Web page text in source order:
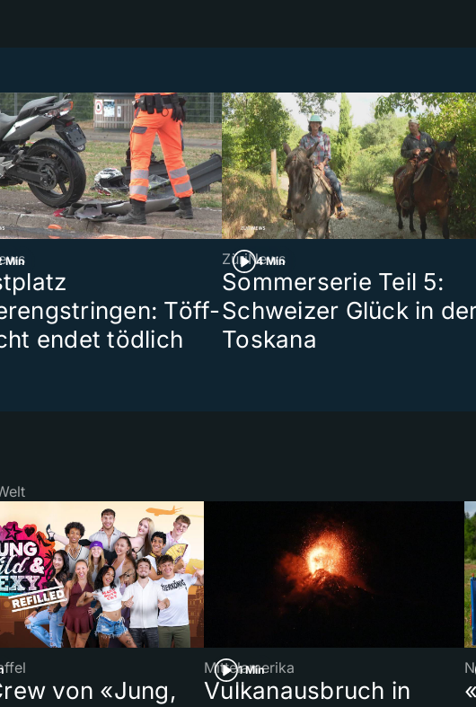
Min
Töff-
endet tödlich
4 Min
ZüriNews
Sommerserie Teil 5:
Schweizer Glück in
Toskana
von «Jung,
1 Min
Mittelamerika
Vulkanausbruch in